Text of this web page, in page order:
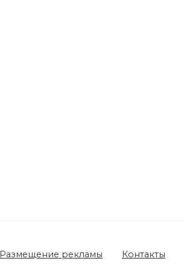
Размещение рекламы Контакты